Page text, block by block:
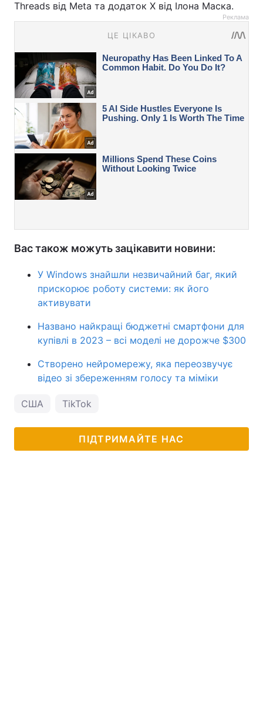
Threads від Meta та додаток X від Ілона Маска.
Реклама
Вас також можуть зацікавити новини:
У Windows знайшли незвичайний баг, який
прискорює роботу системи: як його
активувати
Названо найкращі бюджетні смартфони для
купівлі в 2023 – всі моделі не дорожче $300
Створено нейромережу, яка переозвучує
відео зі збереженням голосу та міміки
США TikTok
ПІДТРИМАЙТЕ НАС